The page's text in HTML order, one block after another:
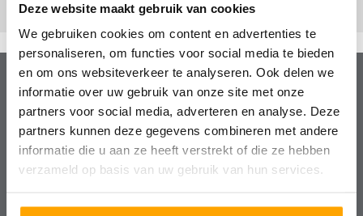
Deze website maakt gebruik van cookies
We gebruiken cookies om content en advertenties te
personaliseren, om functies voor social media te bieden
en om ons websiteverkeer te analyseren. Ook delen we
informatie over uw gebruik van onze site met onze
partners voor social media, adverteren en analyse. Deze
partners kunnen deze gegevens combineren met andere
informatie die u aan ze heeft verstrekt of die ze hebben
verzameld op basis van uw gebruik van hun services.
Hulp nodig?
We helpen je graag!